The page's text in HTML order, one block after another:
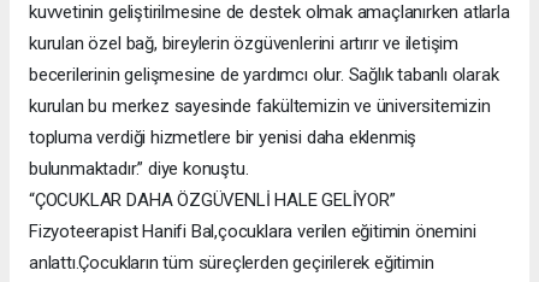
kuvvetinin geliştirilmesine de destek olmak amaçlanırken atlarla
kurulan özel bağ, bireylerin özgüvenlerini artırır ve iletişim
becerilerinin gelişmesine de yardımcı olur. Sağlık tabanlı olarak
kurulan bu merkez sayesinde fakültemizin ve üniversitemizin
topluma verdiği hizmetlere bir yenisi daha eklenmiş
bulunmaktadır.” diye konuştu.
“ÇOCUKLAR DAHA ÖZGÜVENLİ HALE GELİYOR”
Fizyoteerapist Hanifi Bal,çocuklara verilen eğitimin önemini
anlattı.Çocukların tüm süreçlerden geçirilerek eğitimin